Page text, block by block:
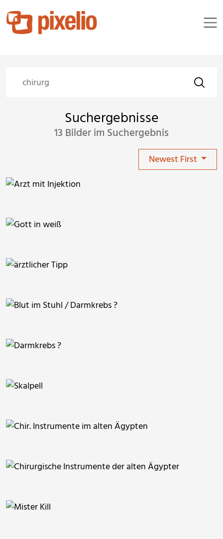
Suchergebnisse
13 Bilder im Suchergebnis
Newest First
timreckmann
timreckmann
timreckmann
insektivor212
insektivor212
ThommyWeiss